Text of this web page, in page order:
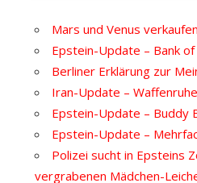
Mars und Venus verkaufen
Epstein-Update – Bank of
Berliner Erklärung zur
Iran-Update –
Epstein-Update – Buddy
Epstein-Update –
Polizei sucht in Epsteins
vergrabenen Mädchen-